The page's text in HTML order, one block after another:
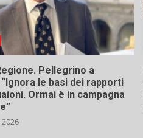
Pellegrino a
le basi dei rapporti
Ormai è in campagna